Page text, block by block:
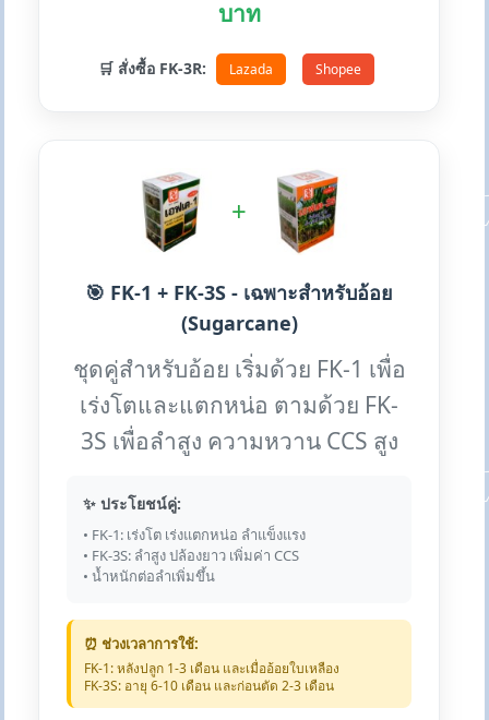
บาท
🛒 สั่งซื้อ FK-3R: Lazada Shopee
+
🎯 FK-1 + FK-3S - เฉพาะสำหรับอ้อย
(Sugarcane)
ชุดคู่สำหรับอ้อย เริ่มด้วย FK-1 เพื่อ
เร่งโตและแตกหน่อ ตามด้วย FK-
3S เพื่อลำสูง ความหวาน CCS สูง
✨ ประโยชน์คู่:
• FK-1: เร่งโต เร่งแตกหน่อ ลำแข็งแรง
• FK-3S: ลำสูง ปล้องยาว เพิ่มค่า CCS
• น้ำหนักต่อลำเพิ่มขึ้น
⏰ ช่วงเวลาการใช้:
FK-1: หลังปลูก 1-3 เดือน และเมื่ออ้อยใบเหลือง
FK-3S: อายุ 6-10 เดือน และก่อนตัด 2-3 เดือน